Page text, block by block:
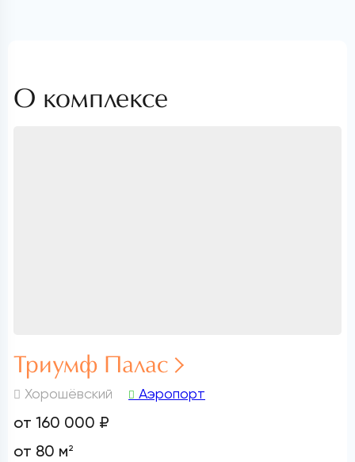
О комплексе
Триумф Палас
Хорошёвский Аэропорт
от 160 000 ₽
от 80 м 2